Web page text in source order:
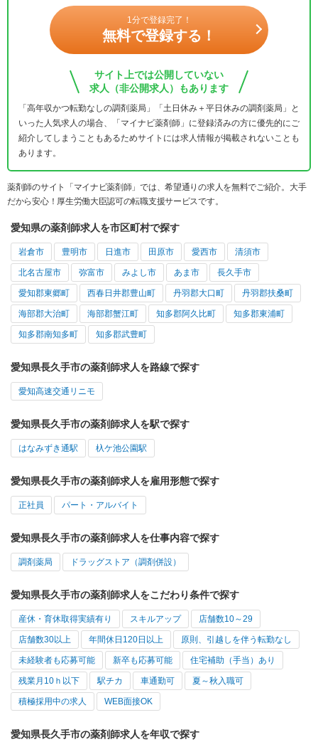
1分で登録完了！
無料で登録する！
サイト上では公開していない
求人（非公開求人）もあります
「高年収かつ転勤なしの調剤薬局」「土日休み＋平日休みの調剤薬局」と
いった人気求人の場合、「マイナビ薬剤師」に登録済みの方に優先的にご
紹介してしまうこともあるためサイトには求人情報が掲載されないことも
あります。
薬剤師のサイト「マイナビ薬剤師」では、希望通りの求人を無料でご紹介。大手
だから安心！厚生労働大臣認可の転職支援サービスです。
愛知県の薬剤師求人を市区町村で探す
岩倉市 豊明市 日進市 田原市 愛西市 清須市
北名古屋市 弥富市 みよし市 あま市 長久手市
愛知郡東郷町 西春日井郡豊山町 丹羽郡大口町 丹羽郡扶桑町
海部郡大治町 海部郡蟹江町 知多郡阿久比町 知多郡東浦町
知多郡南知多町 知多郡武豊町
愛知県長久手市の薬剤師求人を路線で探す
愛知高速交通リニモ
愛知県長久手市の薬剤師求人を駅で探す
はなみずき通駅 杁ケ池公園駅
愛知県長久手市の薬剤師求人を雇用形態で探す
正社員 パート・アルバイト
愛知県長久手市の薬剤師求人を仕事内容で探す
調剤薬局 ドラッグストア（調剤併設）
愛知県長久手市の薬剤師求人をこだわり条件で探す
産休・育休取得実績有り スキルアップ 店舗数10～29
店舗数30以上 年間休日120日以上 原則、引越しを伴う転勤なし
未経験者も応募可能 新卒も応募可能 住宅補助（手当）あり
残業月10ｈ以下 駅チカ 車通勤可 夏～秋入職可
積極採用中の求人 WEB面接OK
愛知県長久手市の薬剤師求人を年収で探す